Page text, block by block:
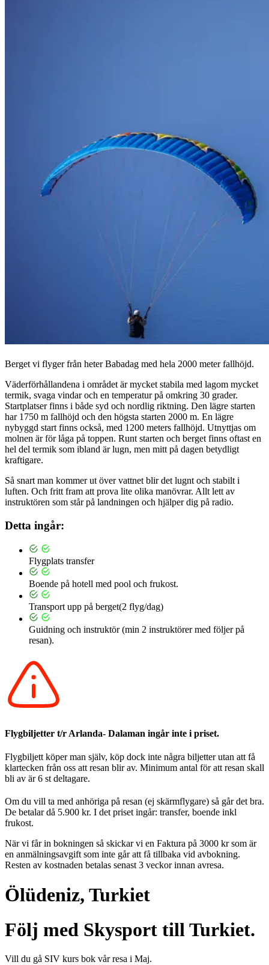
Berget vi flyger från heter Babadag med hela 2000 meter fallhöjd.
Väderförhållandena i området är mycket stabila med lagom mycket
termik, svaga vindar och en temperatur på omkring 30 grader.
Startplatser finns i både syd och nordlig riktning. Den lägre starten
har 1750 m fallhöjd och den högsta starten 2000 m. En lägre
nybyggd start finns också, med 1200 meters fallhöjd. Utnyttjas om
molnen är för låga på toppen. Runt starten och berget finns oftast en
hel del termik som ibland är lugn, men mitt på dagen betydligt
kraftigare.
Så snart man kommer ut över vattnet blir det lugnt och stabilt i
luften. Och fritt fram att prova lite olika manövrar. Allt lett av
instruktören som står på landningen och hjälper dig på radio.
Detta ingår:
Flygplats transfer
Boende på hotell med pool och frukost.
Transport upp på berget(2 flyg/dag)
Guidning och instruktör (min 2 instruktörer med följer på
resan).
Flygbiljetter t/r Arlanda- Dalaman ingår inte i priset.
Flygbiljett köper man själv, köp dock inte några biljetter utan att få
klartecken från oss att resan blir av. Minimum antal för att resan skall
bli av är 6 st deltagare.
Om du vill ta med anhöriga på resan (ej skärmflygare) så går det bra.
De betalar då 5.900 kr. I det priset ingår: transfer, boende inkl
frukost.
När vi får in bokningen så skickar vi en Faktura på 3000 kr som är
en anmälningsavgift som inte går att få tillbaka vid avbokning.
Resten av kostnaden betalas senast 3 veckor innan avresa.
Ölüdeniz, Turkiet
Följ med Skysport till Turkiet.
Vill du gå SIV kurs bok vår resa i Maj.